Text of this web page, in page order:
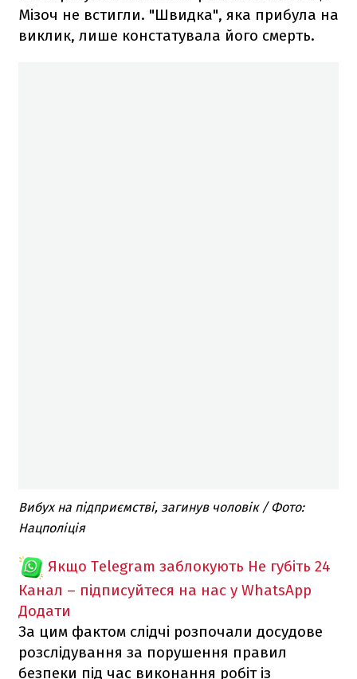
Мізоч не встигли. "Швидка", яка прибула на
виклик, лише констатувала його смерть.
Вибух на підприємстві, загинув чоловік / Фото:
Нацполіція
Якщо Telegram заблокують Не губіть 24
Канал – підписуйтеся на нас у WhatsApp
Додати
За цим фактом слідчі розпочали досудове
розслідування за порушення правил
безпеки під час виконання робіт із